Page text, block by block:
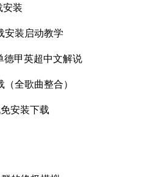
装
安装启动教学
德甲英超中文解说
全歌曲整合）
安装下载